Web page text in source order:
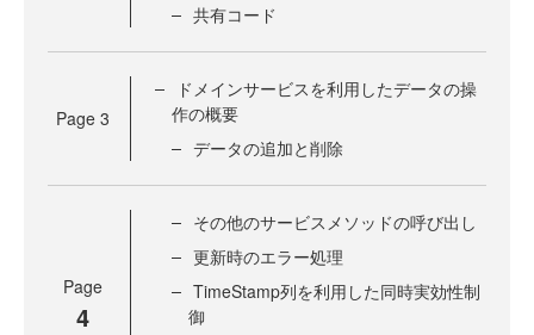
共有コード
Page 3
ドメインサービスを利用したデータの操
作の概要
データの追加と削除
Page
4
その他のサービスメソッドの呼び出し
更新時のエラー処理
TimeStamp列を利用した同時実効性制
御